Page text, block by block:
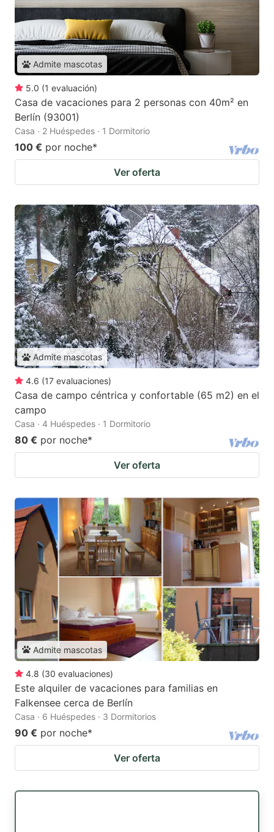
Admite mascotas
5.0 (1 evaluación)
Casa de vacaciones para 2 personas con 40m² en
Berlín (93001)
Casa · 2 Huéspedes · 1 Dormitorio
100 € por noche*
Ver oferta
Admite mascotas
4.6 (17 evaluaciones)
Casa de campo céntrica y confortable (65 m2) en el
campo
Casa · 4 Huéspedes · 1 Dormitorio
80 € por noche*
Ver oferta
Admite mascotas
4.8 (30 evaluaciones)
Este alquiler de vacaciones para familias en
Falkensee cerca de Berlín
Casa · 6 Huéspedes · 3 Dormitorios
90 € por noche*
Ver oferta